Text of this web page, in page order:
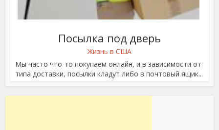
Посылка под дверь
Жизнь в США
Мы часто что-то покупаем онлайн, и в зависимости от
типа доставки, посылки кладут либо в почтовый ящик...